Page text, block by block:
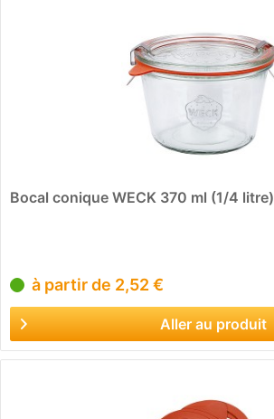
Bocal conique WECK 370 ml (1/4 litre)
à partir de 2,52 €
Aller au produit